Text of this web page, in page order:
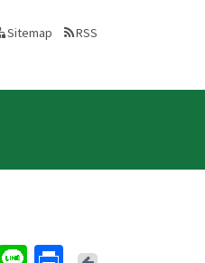
Sitemap RSS
Back